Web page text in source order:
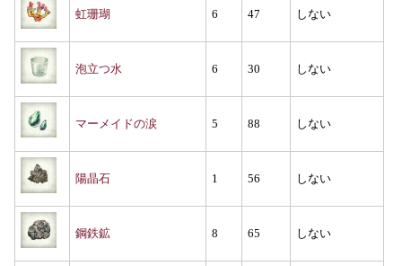
虹珊瑚 6 47 しない
泡立つ水 6 30 しない
マーメイドの涙 5 88 しない
陽晶石 1 56 しない
鋼鉄鉱 8 65 しない